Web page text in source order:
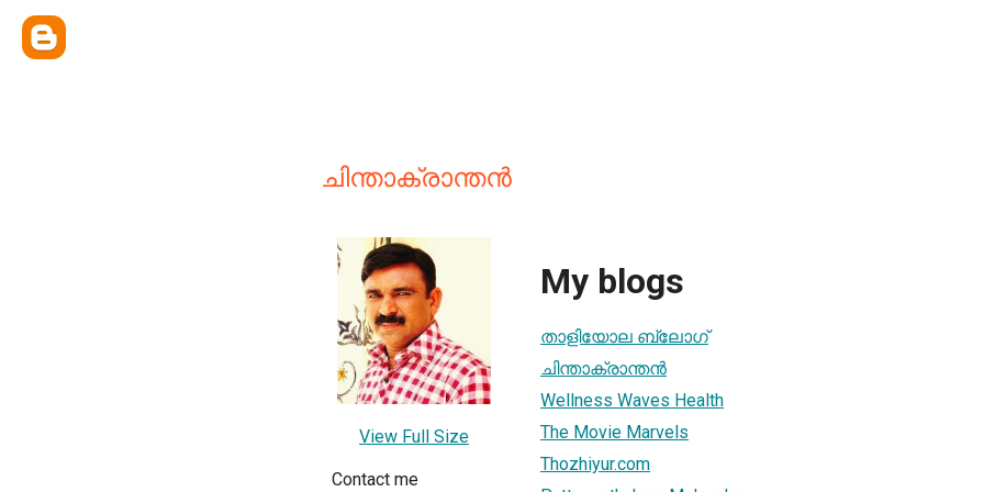
ചിന്താക്രാന്തൻ
View Full Size
Contact me
My blogs
താളിയോല ബ്ലോഗ്‌
ചിന്താക്രാന്തന്‍
Wellness Waves Health
The Movie Marvels
Thozhiyur.com